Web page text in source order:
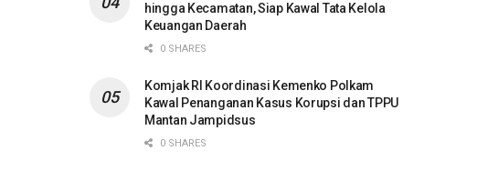
hingga Kecamatan, Siap Kawal Tata Kelola
Keuangan Daerah
0 SHARES
Komjak RI Koordinasi Kemenko Polkam
Kawal Penanganan Kasus Korupsi dan TPPU
Mantan Jampidsus
0 SHARES